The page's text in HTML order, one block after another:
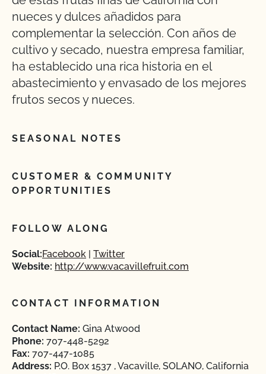
nueces y dulces añadidos para
complementar la selección. Con años de
cultivo y secado, nuestra empresa familiar,
ha establecido una rica historia en el
abastecimiento y envasado de los mejores
frutos secos y nueces.
SEASONAL NOTES
CUSTOMER & COMMUNITY
OPPORTUNITIES
FOLLOW ALONG
Social:Facebook
Twitter
Website: http://www.vacavillefruit.com
CONTACT INFORMATION
Contact Name: Gina Atwood
Phone: 707-448-5292
Fax: 707-447-1085
Address: P.O. Box 1537 , Vacaville, SOLANO, California